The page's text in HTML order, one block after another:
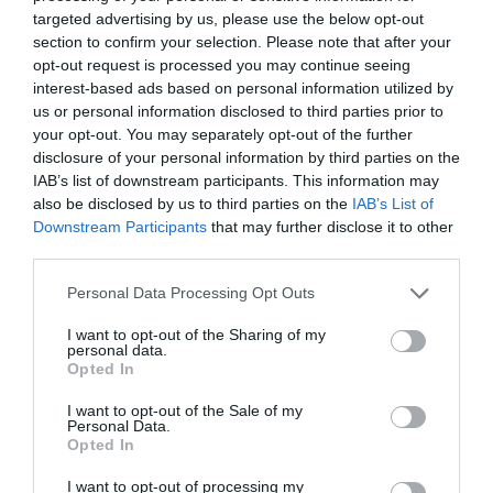
targeted advertising by us, please use the below opt-out
section to confirm your selection. Please note that after your
opt-out request is processed you may continue seeing
interest-based ads based on personal information utilized by
us or personal information disclosed to third parties prior to
your opt-out. You may separately opt-out of the further
disclosure of your personal information by third parties on the
IAB’s list of downstream participants. This information may
also be disclosed by us to third parties on the IAB’s List of
Downstream Participants that may further disclose it to other
Please note that this website/app uses one or more Google
not limited to your visit or usage behaviour. You may click to
grant or deny consent to Google and its third-party tags to
use your data for below specified purposes in below Google
consent section.
Personal Data Processing Opt Outs
I want to opt-out of the Sharing of my
personal data.
Opted In
I want to opt-out of the Sale of my
Personal Data.
Opted In
I want to opt-out of processing my
Brutális keresetnövekedést mért a KSH, ez az ugrás
oka
pénz fizetés kereset bér lidl